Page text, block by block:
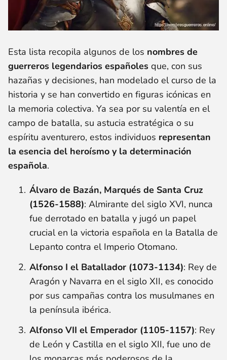
Esta lista recopila algunos de los nombres de
guerreros legendarios españoles que, con sus
hazañas y decisiones, han modelado el curso de la
historia y se han convertido en figuras icónicas en
la memoria colectiva. Ya sea por su valentía en el
campo de batalla, su astucia estratégica o su
espíritu aventurero, estos individuos representan
la esencia del heroísmo y la determinación
española.
Álvaro de Bazán, Marqués de Santa Cruz
(1526-1588): Almirante del siglo XVI, nunca
fue derrotado en batalla y jugó un papel
crucial en la victoria española en la Batalla de
Lepanto contra el Imperio Otomano.
Alfonso I el Batallador (1073-1134): Rey de
Aragón y Navarra en el siglo XII, es conocido
por sus campañas contra los musulmanes en
la península ibérica.
Alfonso VII el Emperador (1105-1157): Rey
de León y Castilla en el siglo XII, fue uno de